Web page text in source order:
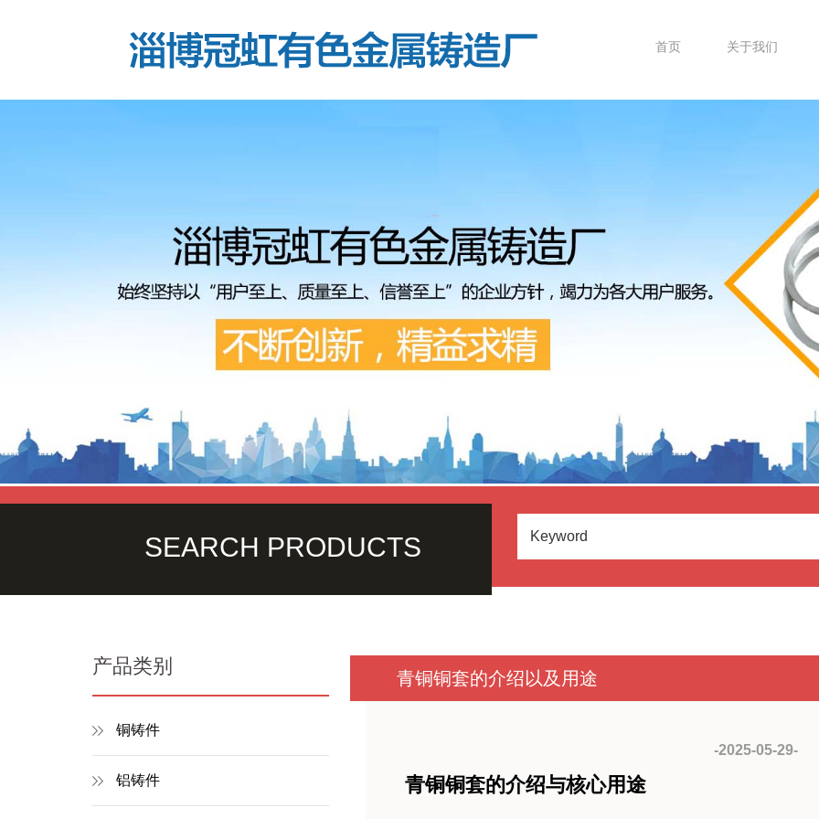
首页 关于我们
SEARCH PRODUCTS
产品类别
铜铸件
铝铸件
青铜铜套的介绍以及用途
-2025-05-29-
青铜铜套的介绍与核心用途